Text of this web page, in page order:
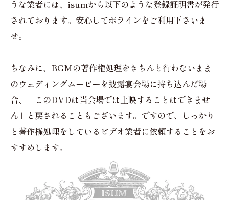
うな業者には、isumから以下のような登録証明書が発行
されております。安心してポラインをご利用下さいま
せ。
ちなみに、BGMの著作権処理をきちんと行わないまま
のウェディングムービーを披露宴会場に持ち込んだ場
合、「このDVDは当会場では上映することはできませ
ん」と戻されることもございます。ですので、しっかり
と著作権処理をしているビデオ業者に依頼することをお
すすめします。